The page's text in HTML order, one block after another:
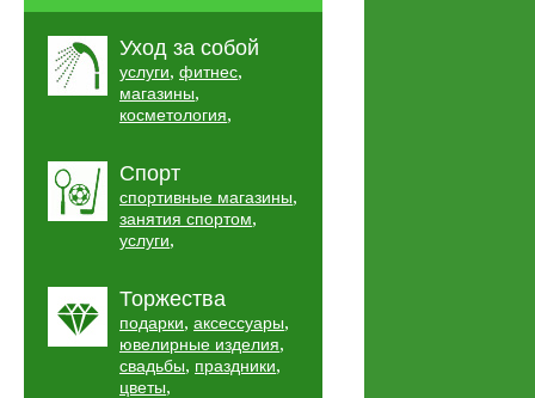
Уход за собой
услуги, фитнес,
магазины,
косметология,
Спорт
спортивные магазины,
занятия спортом,
услуги,
Торжества
подарки, аксессуары,
ювелирные изделия,
свадьбы, праздники,
цветы,